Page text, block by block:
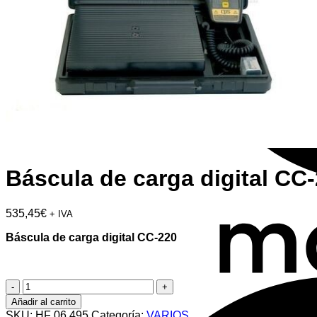
Báscula de carga digital
535,45€ + IVA
Báscula de carga digital CC-220
Báscula
de
carga
Añadir al carrito